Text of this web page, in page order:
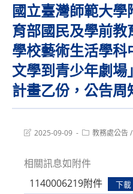
國立臺灣師範大
育部國民及學前
學校藝術生活學
文學到青少年劇
計畫乙份，公告周
Post2025-09-09
Post教務處公告/
相關訊息如附件
1140006219附件
下載